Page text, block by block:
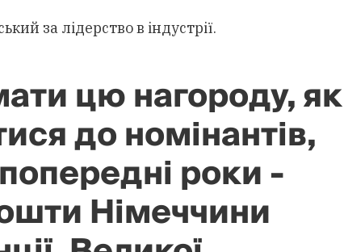
за лідерство в індустрії.
цю нагороду, як
до номінантів,
роки -
Німеччини